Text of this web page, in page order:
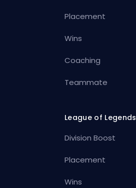
Placement
Wins
Coaching
Teammate
League of Legends
Division Boost
Placement
Wins